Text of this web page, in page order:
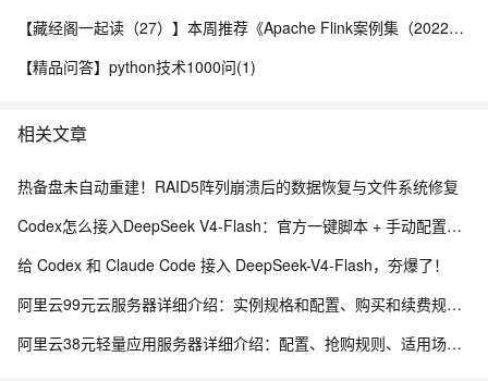
【藏经阁一起读（27）】本周推荐《Apache Flink案例集（2022版）》，你有哪些心得？
【精品问答】python技术1000问(1)
相关文章
热备盘未自动重建！RAID5阵列崩溃后的数据恢复与文件系统修复
Codex怎么接入DeepSeek V4-Flash：官方一键脚本 + 手动配置完整教程
给 Codex 和 Claude Code 接入 DeepSeek-V4-Flash，夯爆了！
阿里云99元云服务器详细介绍：实例规格和配置、购买和续费规则、适用场景解析
阿里云38元轻量应用服务器详细介绍：配置、抢购规则、适用场景与选购攻略